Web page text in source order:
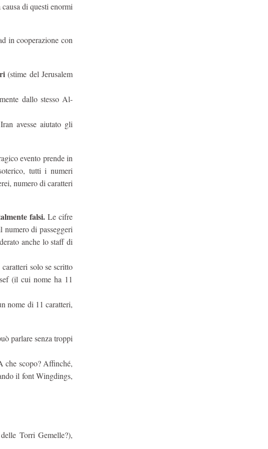
di questi enormi
in cooperazione con
(stime del Jerusalem
dallo stesso Al-
avesse aiutato gli
evento prende in
tutti i numeri
numero di caratteri
falsi.Le cifre
numero di passeggeri
anche lo staff di
solo se scritto
(il cui nome ha 11
nome di 11 caratteri,
parlare senza troppi
che scopo? Affinché,
il font Wingdings,
Torri Gemelle?),